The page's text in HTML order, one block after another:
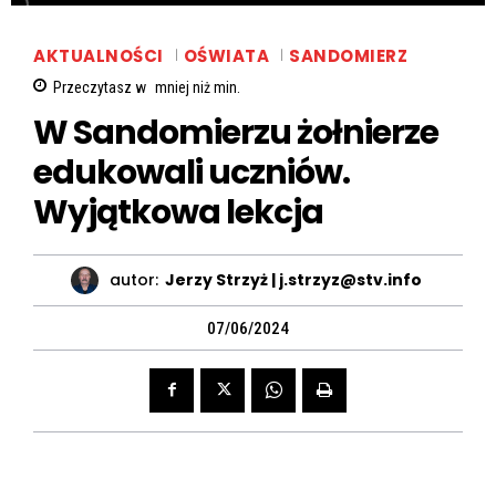
AKTUALNOŚCI OŚWIATA SANDOMIERZ
Przeczytasz w mniej niżmin.
W Sandomierzu żołnierze
edukowali uczniów.
Wyjątkowa lekcja
autor: Jerzy Strzyż | j.strzyz@stv.info
07/06/2024